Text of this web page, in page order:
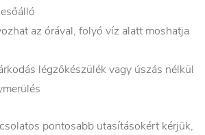
az órával, folyó víz alatt moshatja
légzőkészülék vagy úszás nélkül
pontosabb utasításokért kérjük,